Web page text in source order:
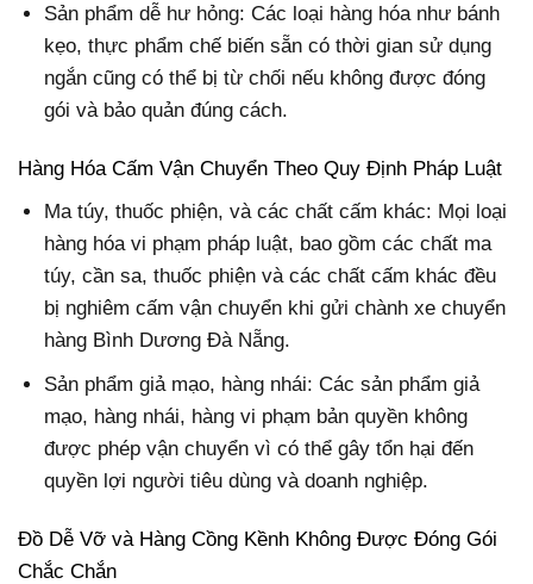
Sản phẩm dễ hư hỏng: Các loại hàng hóa như bánh
kẹo, thực phẩm chế biến sẵn có thời gian sử dụng
ngắn cũng có thể bị từ chối nếu không được đóng
gói và bảo quản đúng cách.
Hàng Hóa Cấm Vận Chuyển Theo Quy Định Pháp Luật
Ma túy, thuốc phiện, và các chất cấm khác: Mọi loại
hàng hóa vi phạm pháp luật, bao gồm các chất ma
túy, cần sa, thuốc phiện và các chất cấm khác đều
bị nghiêm cấm vận chuyển khi gửi chành xe chuyển
hàng Bình Dương Đà Nẵng.
Sản phẩm giả mạo, hàng nhái: Các sản phẩm giả
mạo, hàng nhái, hàng vi phạm bản quyền không
được phép vận chuyển vì có thể gây tổn hại đến
quyền lợi người tiêu dùng và doanh nghiệp.
Đồ Dễ Vỡ và Hàng Cồng Kềnh Không Được Đóng Gói
Chắc Chắn